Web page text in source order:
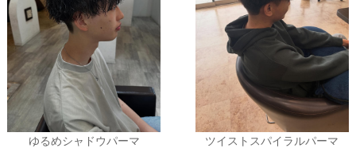
ゆるめシャドウパーマ ツイストスパイラルパーマ